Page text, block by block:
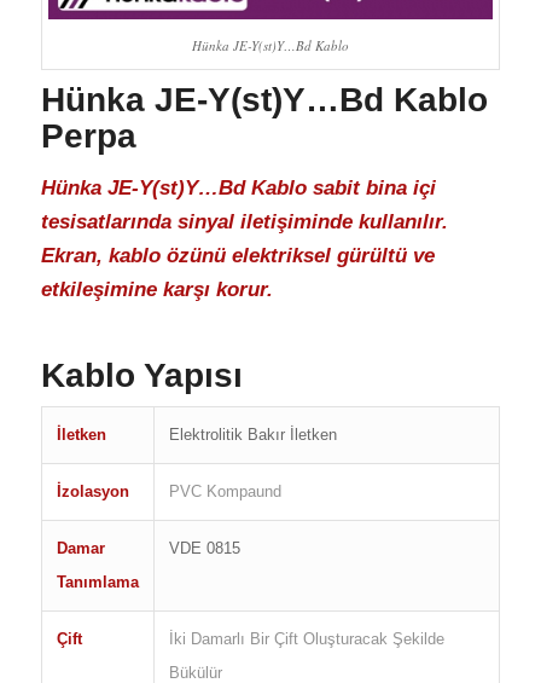
Hünka JE-Y(st)Y…Bd Kablo
Hünka JE-Y(st)Y…Bd Kablo
Perpa
Hünka JE-Y(st)Y…Bd Kablo sabit bina içi
tesisatlarında sinyal iletişiminde kullanılır.
Ekran, kablo özünü elektriksel gürültü ve
etkileşimine karşı korur.
Kablo Yapısı
İletken Elektrolitik Bakır İletken
İzolasyon PVC Kompaund
Damar
Tanımlama
VDE 0815
Çift
İki Damarlı Bir Çift Oluşturacak Şekilde
Bükülür